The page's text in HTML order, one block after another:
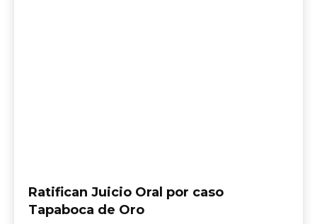
Ratifican Juicio Oral por caso
Tapaboca de Oro